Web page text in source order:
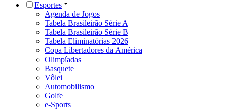
Esportes
Agenda de Jogos
Tabela Brasileirão Série A
Tabela Brasileirão Série B
Tabela Eliminatórias 2026
Copa Libertadores da América
Olimpíadas
Basquete
Vôlei
Automobilismo
Golfe
e-Sports